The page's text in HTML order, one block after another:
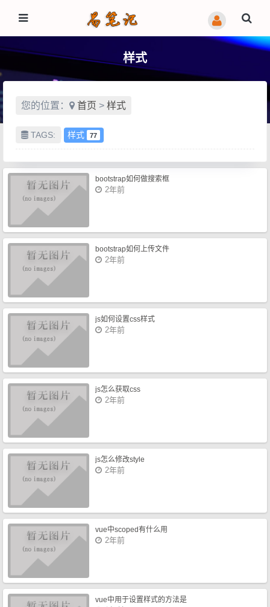
样式
您的位置： 首页 > 样式
TAGS: 样式 77
bootstrap如何做搜索框
2年前
bootstrap如何上传文件
2年前
js如何设置css样式
2年前
js怎么获取css
2年前
js怎么修改style
2年前
vue中scoped有什么用
2年前
vue中用于设置样式的方法是